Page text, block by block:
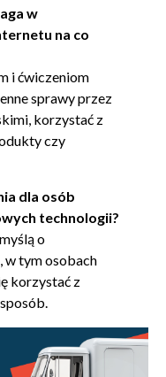
w serwisie Wirtualnej
strony WWW
(175)
w serwisie Twitter
(179)
w
na co
i ćwiczeniom
sprawy przez
korzystać z
czy
dla osób
technologii?
o
w tym osobach
korzystać z